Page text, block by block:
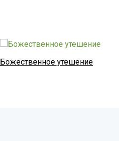
Божественное утешение